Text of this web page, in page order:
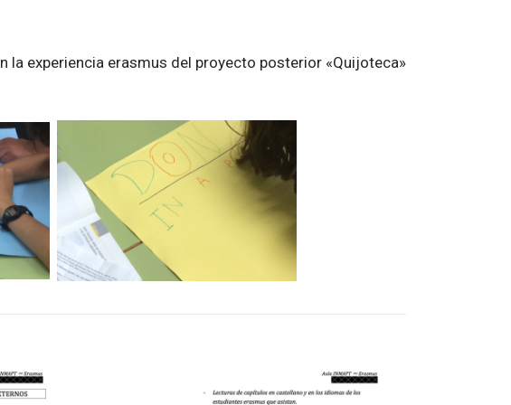
la experiencia erasmus del proyecto posterior «Quijoteca»